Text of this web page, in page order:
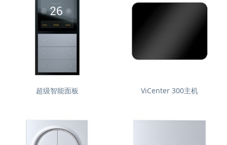
超级智能面板 ViCenter 300主机